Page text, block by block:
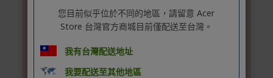
您目前似乎位於不同的地區，請留意 Acer
Store 台灣官方商城目前僅配送至台灣。
我有台灣配送地址
我要配送至其他地區